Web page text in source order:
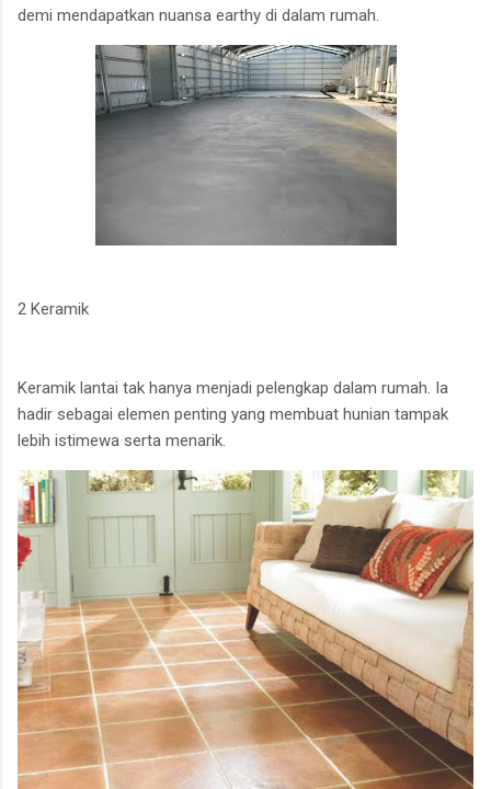
demi mendapatkan nuansa earthy di dalam rumah.
2 Keramik
Keramik lantai tak hanya menjadi pelengkap dalam rumah. Ia
hadir sebagai elemen penting yang membuat hunian tampak
lebih istimewa serta menarik.